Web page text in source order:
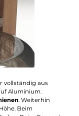
oder
Concept 2 an. Der
Riemenantrieb
und dem leisen
beim WaterRower
die Luft und das